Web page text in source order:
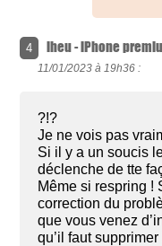
4 lheu - iPhone
11/01/2023 à 19h36 :
?!?
Je ne vois pas
Si il y a un soucis
déclenche de tte
Même si respring !
correction du
que vous venez
qu’il faut supprimer